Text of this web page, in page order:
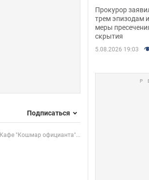
Подписаться
Кафе "Кошмар официанта"...
млн грн
Прокурор
трем эпизодам
меры
скрытия
5.08.2026 19:03